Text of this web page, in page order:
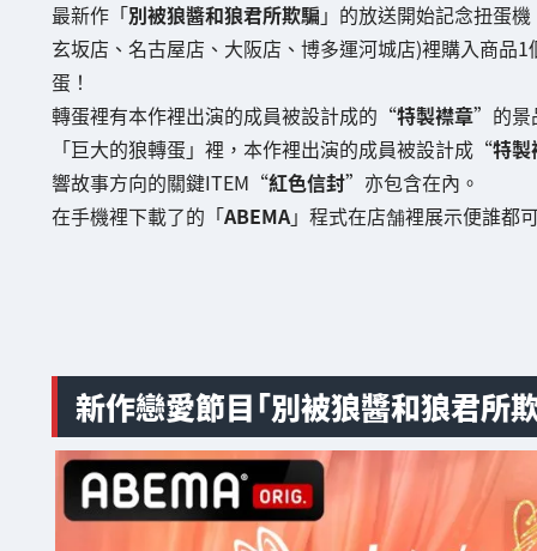
最新作「別被狼醬和狼君所欺騙 」的放送開始記念扭蛋機
玄坂店、名古屋店、大阪店、博多運河城店)裡購入商品
蛋！
轉蛋裡有本作裡出演的成員被設計成的“特製襟章”的景
「巨大的狼轉蛋」裡，本作裡出演的成員被設計成“特製
響故事方向的關鍵ITEM“紅色信封”亦包含在內。
在手機裡下載了的「ABEMA」程式在店舗裡展示便誰都
新作戀愛節目「別被狼醬和狼君所